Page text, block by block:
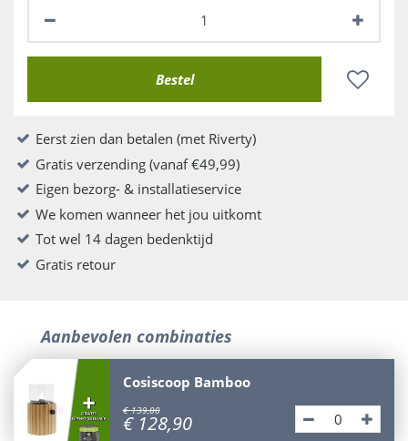
Eerst zien dan betalen (met Riverty)
Gratis verzending (vanaf €49,99)
Eigen bezorg- & installatieservice
We komen wanneer het jou uitkomt
Tot wel 14 dagen bedenktijd
Gratis retour
Aanbevolen combinaties
Cosiscoop Bamboo
€ 139,00
€ 128,90